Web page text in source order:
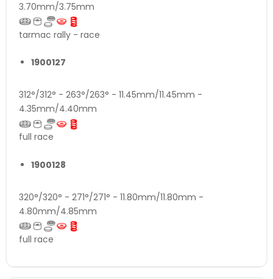
3.70mm/3.75mm
tarmac rally - race
1900127
312°/312° - 263°/263° - 11.45mm/11.45mm -
4.35mm/4.40mm
full race
1900128
320°/320° - 271°/271° - 11.80mm/11.80mm -
4.80mm/4.85mm
full race